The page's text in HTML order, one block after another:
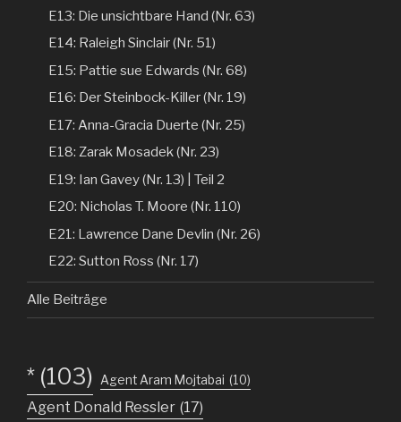
E13: Die unsichtbare Hand (Nr. 63)
E14: Raleigh Sinclair (Nr. 51)
E15: Pattie sue Edwards (Nr. 68)
E16: Der Steinbock-Killer (Nr. 19)
E17: Anna-Gracia Duerte (Nr. 25)
E18: Zarak Mosadek (Nr. 23)
E19: Ian Gavey (Nr. 13) | Teil 2
E20: Nicholas T. Moore (Nr. 110)
E21: Lawrence Dane Devlin (Nr. 26)
E22: Sutton Ross (Nr. 17)
Alle Beiträge
* (103) Agent Aram Mojtabai (10)
Agent Donald Ressler (17)